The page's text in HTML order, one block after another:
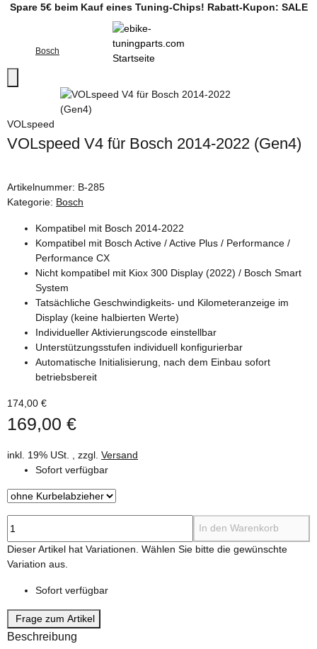
Spare 5€ beim Kauf eines Tuning-Chips! Rabatt-Kupon: SALE
Bosch
VOLspeed
VOLspeed V4 für Bosch 2014-2022 (Gen4)
Artikelnummer: B-285
Kategorie: Bosch
Kompatibel mit Bosch 2014-2022
Kompatibel mit Bosch Active / Active Plus / Performance /
Performance CX
Nicht kompatibel mit Kiox 300 Display (2022) / Bosch Smart
System
Tatsächliche Geschwindigkeits- und Kilometeranzeige im
Display (keine halbierten Werte)
Individueller Aktivierungscode einstellbar
Unterstützungsstufen individuell konfigurierbar
Automatische Initialisierung, nach dem Einbau sofort
betriebsbereit
174,00 €
169,00 €
inkl. 19% USt. , zzgl. Versand
Sofort verfügbar
In den Warenkorb
x
Dieser Artikel hat Variationen. Wählen Sie bitte die gewünschte
Variation aus.
Sofort verfügbar
Frage zum Artikel
Beschreibung